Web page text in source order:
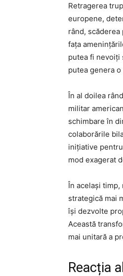
Retragerea
europene,
rând,
fața
putea fi nevoiți
putea genera
În al doilea
militar
schimbare în
colaborările
inițiative
mod exagerat
În același
strategică mai
își dezvolte
Această
mai unitară a
Reacția